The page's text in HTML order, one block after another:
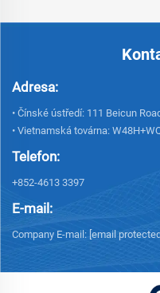
Adresa:
• Čínské ústředí: 111 Beicun
• Vietnamská továrna:
Telefon:
+852-4613 3397
E-mail:
Company E-mail: [email